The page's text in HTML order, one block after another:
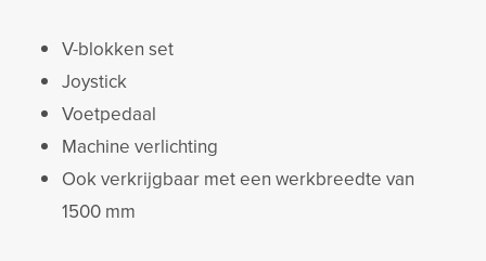
V-blokken set
Joystick
Voetpedaal
Machine verlichting
Ook verkrijgbaar met een werkbreedte van
1500 mm